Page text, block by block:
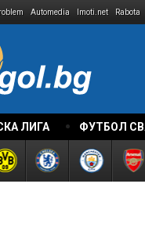
Automedia Imoti.net Rabota
ЛИГА ФУТБОЛ